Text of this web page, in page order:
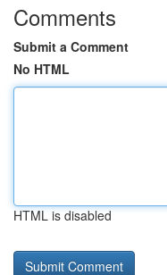
Comments
Submit a Comment
No HTML
HTML is disabled